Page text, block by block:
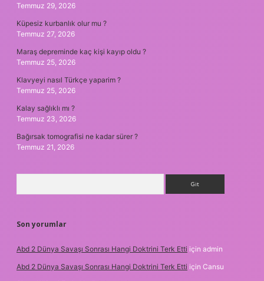
Temmuz 29, 2026
Küpesiz kurbanlık olur mu ?
Temmuz 27, 2026
Maraş depreminde kaç kişi kayıp oldu ?
Temmuz 25, 2026
Klavyeyi nasıl Türkçe yaparim ?
Temmuz 25, 2026
Kalay sağlıklı mı ?
Temmuz 23, 2026
Bağırsak tomografisi ne kadar sürer ?
Temmuz 21, 2026
Son yorumlar
Abd 2 Dünya Savaşı Sonrası Hangi Doktrini Terk Etti için admin
Abd 2 Dünya Savaşı Sonrası Hangi Doktrini Terk Etti için Cansu